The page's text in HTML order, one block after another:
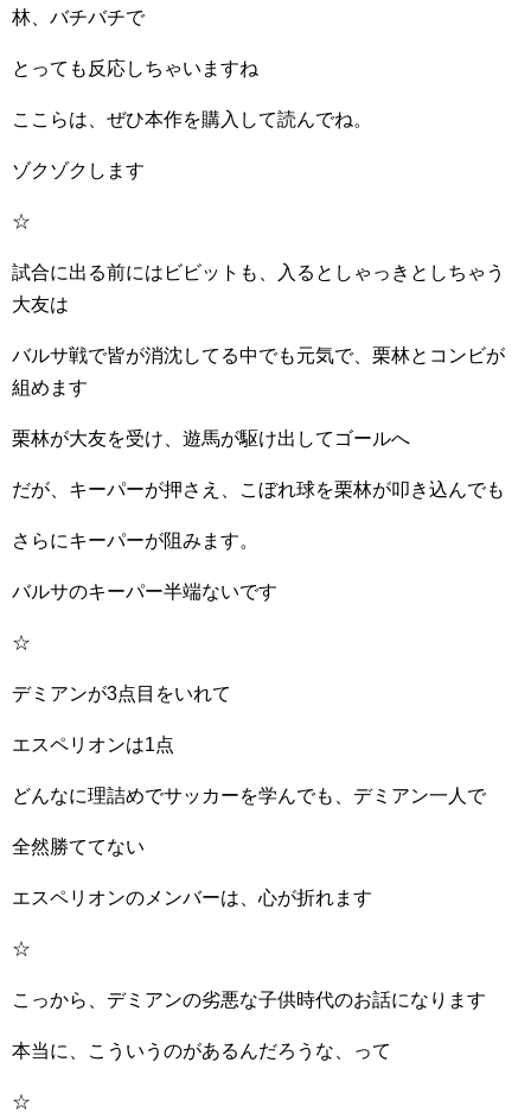
林、バチバチで
とっても反応しちゃいますね
ここらは、ぜひ本作を購入して読んでね。
ゾクゾクします
☆
試合に出る前にはビビットも、入るとしゃっきとしちゃう
大友は
バルサ戦で皆が消沈してる中でも元気で、栗林とコンビが
組めます
栗林が大友を受け、遊馬が駆け出してゴールへ
だが、キーパーが押さえ、こぼれ球を栗林が叩き込んでも
さらにキーパーが阻みます。
バルサのキーパー半端ないです
☆
デミアンが3点目をいれて
エスペリオンは1点
どんなに理詰めでサッカーを学んでも、デミアン一人で
全然勝ててない
エスペリオンのメンバーは、心が折れます
☆
こっから、デミアンの劣悪な子供時代のお話になります
本当に、こういうのがあるんだろうな、って
☆